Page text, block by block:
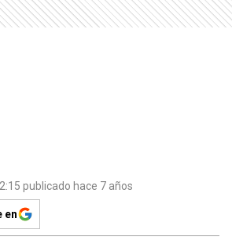
publicado hace 7 años
en